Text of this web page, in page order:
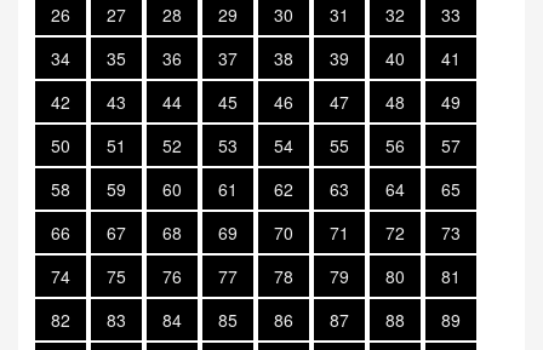
26
27 28 29 30 31 32
33
34
35 36 37 38 39 40
41
42
43 44 45 46 47 48
49
50
51 52 53 54 55 56
57
58
59 60 61 62 63 64
65
66
67 68 69 70 71 72
73
74
75 76 77 78 79 80
81
82
83 84 85 86 87 88
89